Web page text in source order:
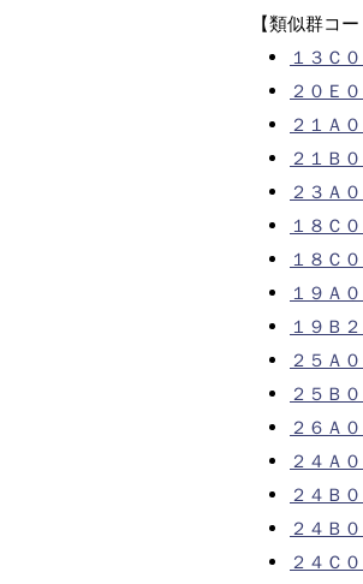
【類似群コー
１３Ｃ
２０Ｅ０
２１Ａ
２１Ｂ０
２３Ａ０
１８Ｃ
１８Ｃ
１９Ａ
１９Ｂ
２５Ａ０
２５Ｂ０
２６Ａ０
２４Ａ０
２４Ｂ０
２４Ｂ
２４Ｃ０